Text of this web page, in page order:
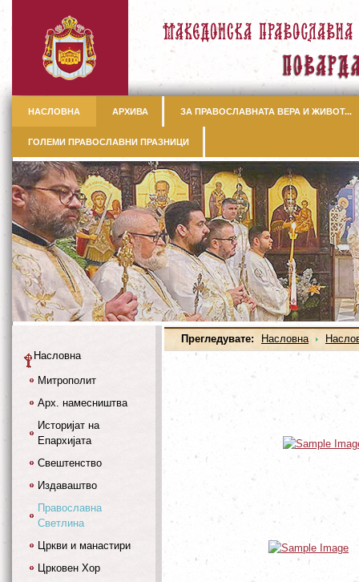
НАСЛОВНА АРХИВА ЗА ПРАВОСЛАВНАТА ВЕРА И ЖИВОТ...
ГОЛЕМИ ПРАВОСЛАВНИ ПРАЗНИЦИ
Прегледувате: Насловна
Насловна
Митрополит
Арх. намесништва
Историјат на
Епархијата
Свештенство
Издаваштво
Православна
Светлина
Цркви и манастири
Црковен Хор